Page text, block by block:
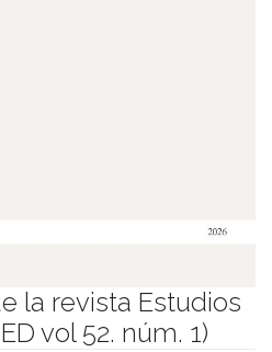
la revista Estudios
vol 52. núm. 1)